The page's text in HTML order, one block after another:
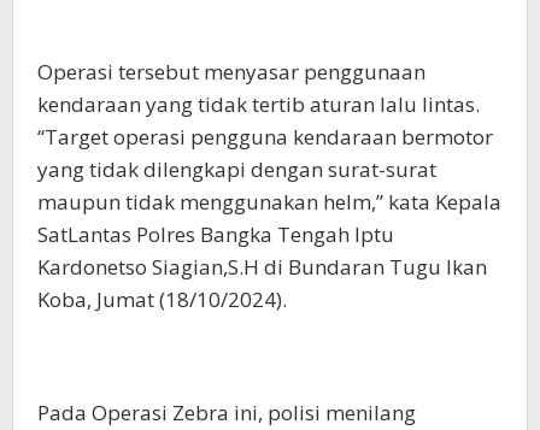
Operasi tersebut menyasar penggunaan
kendaraan yang tidak tertib aturan lalu lintas.
“Target operasi pengguna kendaraan bermotor
yang tidak dilengkapi dengan surat-surat
maupun tidak menggunakan helm,” kata Kepala
SatLantas Polres Bangka Tengah Iptu
Kardonetso Siagian,S.H di Bundaran Tugu Ikan
Koba, Jumat (18/10/2024).
Pada Operasi Zebra ini, polisi menilang